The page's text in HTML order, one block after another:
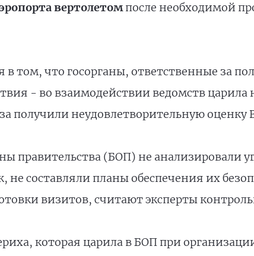
вертолетомпосле необходимой
том, что госорганы, ответственные за
- во взаимодействии ведомств царила
получили неудовлетворительную оценку
правительства (БОП) не анализировали
составляли планы обеспечения их
визитов, считают эксперты
которая царила в БОП при